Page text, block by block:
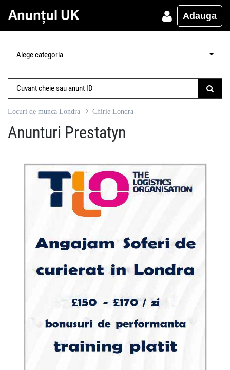
Adauga
Locuri de munca Londra Chirie Londra
Anunturi Prestatyn